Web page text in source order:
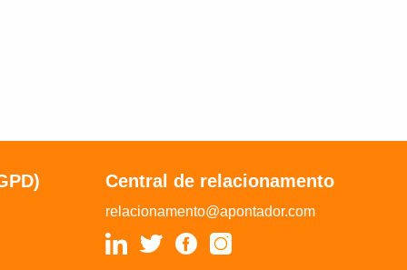
Central de relacionamento
relacionamento@apontador.com